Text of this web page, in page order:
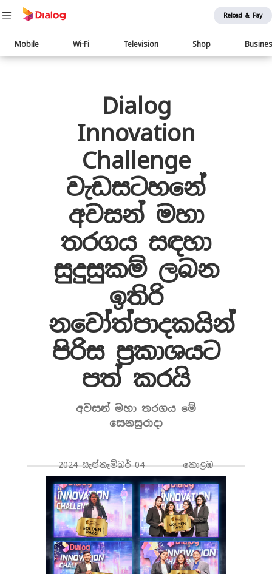
Reload & Pay
Main
navigation
Mobile Wi-Fi Television Shop
Body
Dialog
Innovation
Challenge
වැඩසටහනේ
අවසන් මහා
තරගය සඳහා
සුදුසුකම් ලබන
ඉතිරි
නවෝත්පාදකයින්
පිරිස ප්‍රකාශයට
පත් කරයි
අවසන් මහා තරගය ‌මේ
සෙනසුරාදා
2024 සැප්තැම්බර් 04 කොළඹ